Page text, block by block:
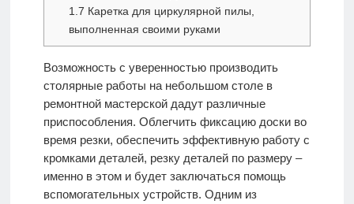
1.7 Каретка для циркулярной пилы,
выполненная своими руками
Возможность с уверенностью производить
столярные работы на небольшом столе в
ремонтной мастерской дадут различные
приспособления. Облегчить фиксацию доски во
время резки, обеспечить эффективную работу с
кромками деталей, резку деталей по размеру –
именно в этом и будет заключаться помощь
вспомогательных устройств. Одним из